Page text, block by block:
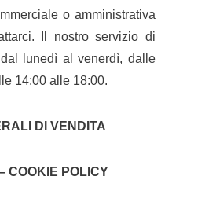
o amministrativa
Il nostro servizio di
lunedì al venerdì, dalle
14:00 alle 18:00.
DI VENDITA
COOKIE POLICY